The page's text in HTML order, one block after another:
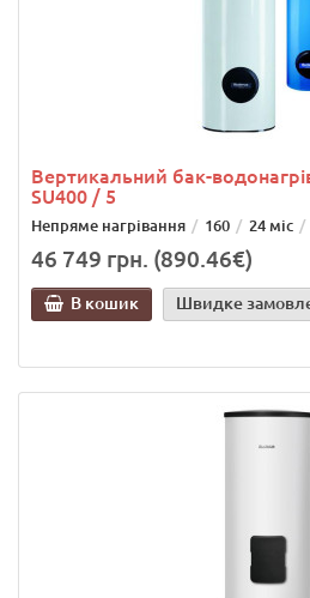
Вертикальний бак-
SU400 / 5
Непряме нагрівання 160 24 міс
46 749 грн. (890.46€)
В кошик Швидке